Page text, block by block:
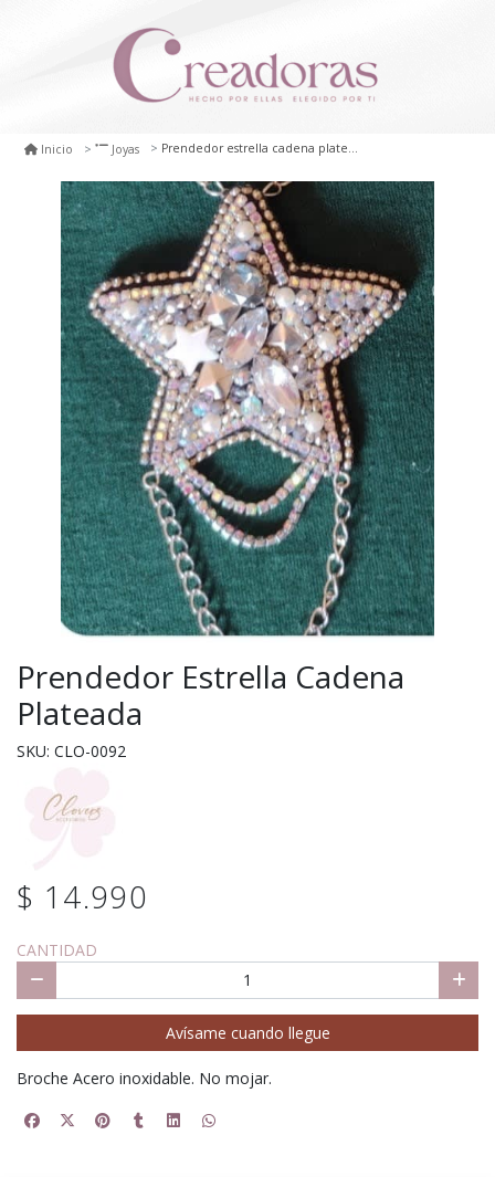
Inicio Joyas Prendedor estrella cadena plateada
Prendedor Estrella Cadena
Plateada
SKU: CLO-0092
$ 14.990
CANTIDAD
Avísame cuando llegue
Broche Acero inoxidable. No mojar.